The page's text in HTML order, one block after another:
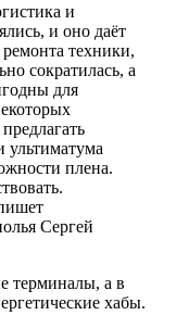
и
и оно даёт
техники,
сократилась, а
для
ультиматума
плена.
Сергей
терминалы, а в
хабы.